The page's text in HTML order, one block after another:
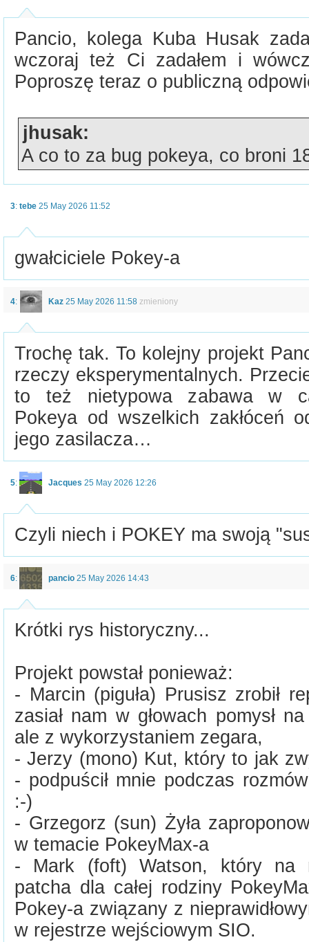
Pancio, kolega Kuba Husak
wczoraj też Ci zadałem i
Poproszę teraz o publiczną
jhusak:
A co to za bug pokeya, co broni
3: tebe 25 May 2026 11:52
gwałciciele Pokey-a
4: Kaz 25 May 2026 11:58 zmieniony
Trochę tak. To kolejny projekt
rzeczy eksperymentalnych.
to też nietypowa zabawa w
Pokeya od wszelkich zakłóceń
jego zasilacza…
5: Jacques 25 May 2026 12:26
Czyli niech i POKEY ma swoją
6: pancio 25 May 2026 14:43
Krótki rys historyczny...
Projekt powstał ponieważ:
- Marcin (piguła) Prusisz zrobił
zasiał nam w głowach pomysł
ale z wykorzystaniem zegara,
- Jerzy (mono) Kut, który to jak
- podpuścił mnie podczas
:-)
- Grzegorz (sun) Żyła
w temacie PokeyMax-a
- Mark (foft) Watson, który na
patcha dla całej rodziny
Pokey-a związany z
w rejestrze wejściowym SIO.